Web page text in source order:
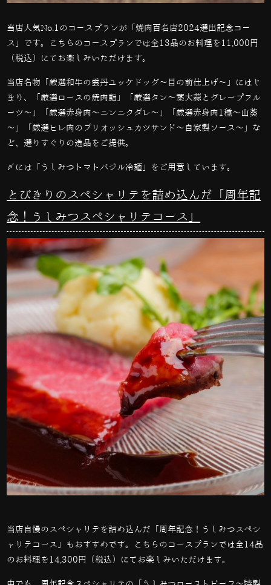
当店人気No.1のコースプランが「焼肉百名店2024選出記念コー
ス」です。こちらのコースプランでは全13品のお料理を11,000円
（税込）にてお楽しみいただけます。
当店名物「厳選和牛の雲丹ユッケドッグ～目の前仕上げ～」にはじ
まり、「厳選ロースの焼肉鮨」「厳選タン～葉大蒜とグレープフル
ーツ～」「厳選赤身肉～ニンニクダレ～」「厳選赤身肉1種～山葵
～」「厳選ヒレ肉のブリオッシュカツサンド～自家製ソース～」な
ど、選りすぐりの逸品をご提供。
〆には「うしみつトマトバジル冷麺」をご用意しています。
とびきりのスペシャリテを詰め込んだ「周年記
念！うしみつスペシャリテコース」
当店自慢のスペシャリテを詰め込んだ「周年記念！うしみつスペシ
ャリテコース」もおすすめです。こちらのコースプランでは全14品
のお料理を14,300円（税込）にてお楽しみいただけます。